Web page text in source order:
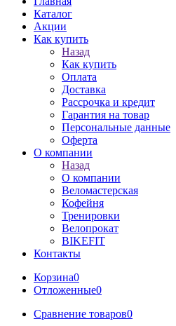
Каталог
Акции
Как купить
Назад
Как купить
Оплата
Доставка
Рассрочка и кредит
Гарантия на товар
Персональные данные
Оферта
О компании
Назад
О компании
Веломастерская
Кофейня
Тренировки
Велопрокат
BIKEFIT
Контакты
Корзина0
Отложенные0
Сравнение товаров0